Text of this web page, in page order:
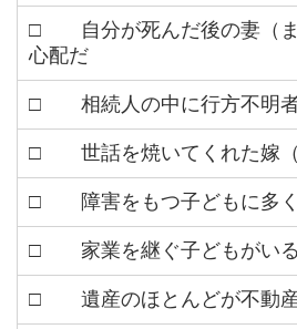
□ 自分が死んだ後の妻（ま
心配だ
□ 相続人の中に行方不明者
□ 世話を焼いてくれた嫁（
□ 障害をもつ子どもに多く
□ 家業を継ぐ子どもがいる
□ 遺産のほとんどが不動